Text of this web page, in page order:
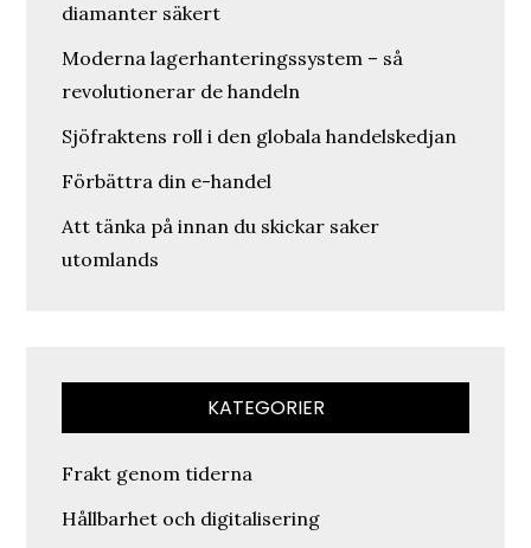
diamanter säkert
Moderna lagerhanteringssystem – så
revolutionerar de handeln
Sjöfraktens roll i den globala handelskedjan
Förbättra din e-handel
Att tänka på innan du skickar saker
utomlands
KATEGORIER
Frakt genom tiderna
Hållbarhet och digitalisering